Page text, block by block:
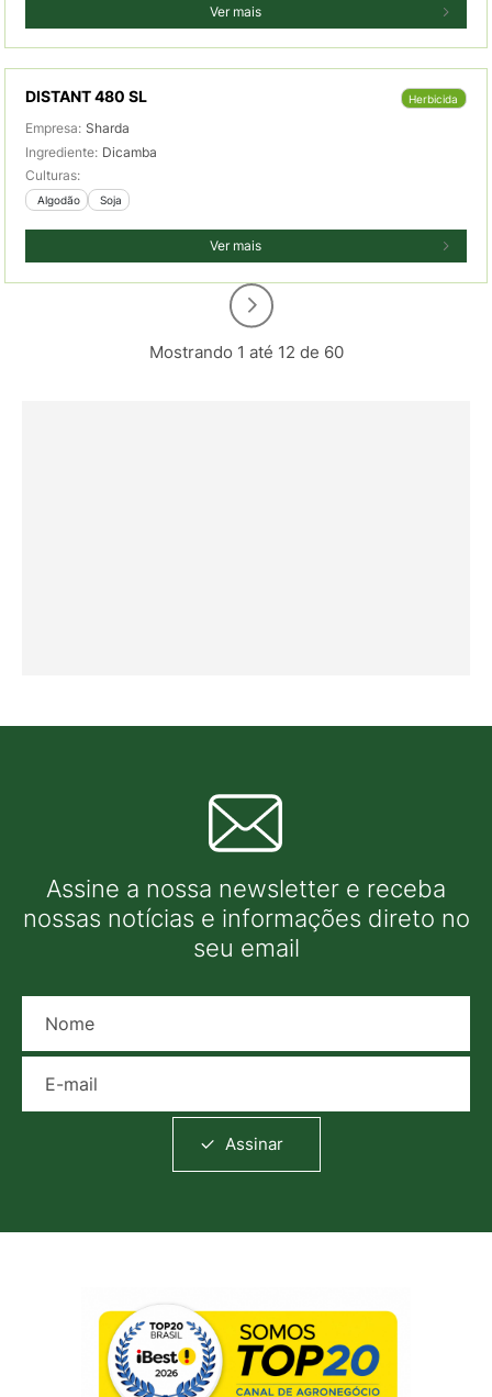
Ver mais
DISTANT 480 SL Herbicida
Empresa: Sharda
Ingrediente: Dicamba
Culturas:
Algodão Soja
Ver mais
Mostrando 1 até 12 de 60
Assine a nossa newsletter e receba
nossas notícias e informações direto no
seu email
Assinar